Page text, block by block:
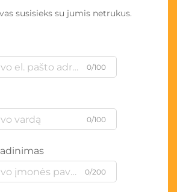
susisieks su jumis netrukus.
0/100
0/100
0/200